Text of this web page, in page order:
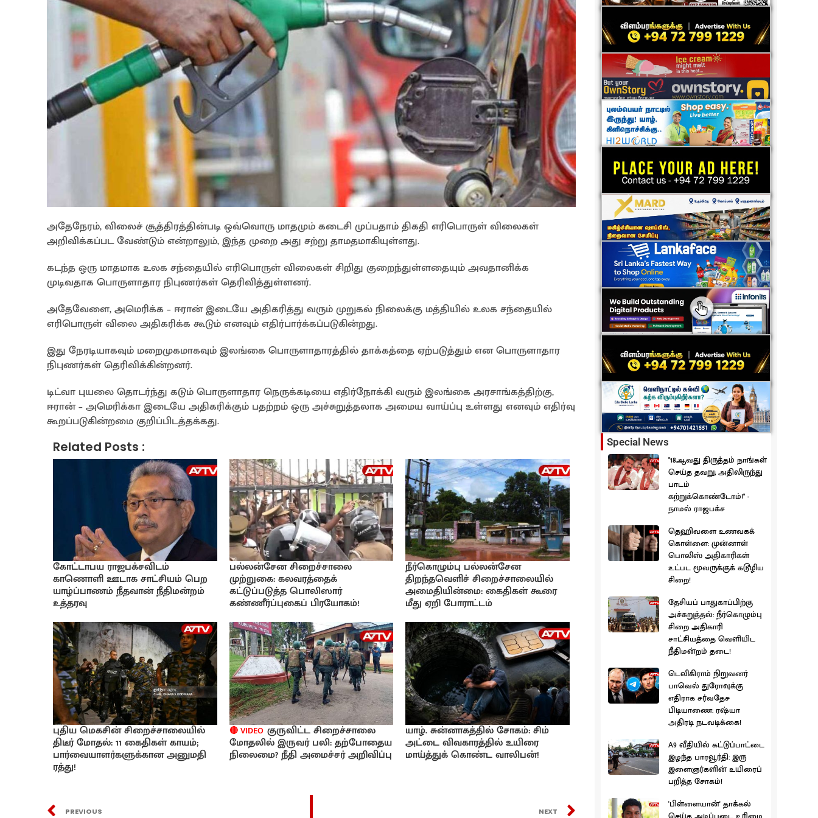
அதேநேரம், விலைச் சூத்திரத்தின்படி ஒவ்வொரு மாதமும் கடைசி முப்பதாம் திகதி எரிபொருள் விலைகள்
அறிவிக்கப்பட வேண்டும் என்றாலும், இந்த முறை அது சற்று தாமதமாகியுள்ளது.
கடந்த ஒரு மாதமாக உலக சந்தையில் எரிபொருள் விலைகள் சிறிது குறைந்துள்ளதையும் அவதானிக்க
முடிவதாக பொருளாதார நிபுணர்கள் தெரிவித்துள்ளனர்.
அதேவேளை, அமெரிக்க – ஈரான் இடையே அதிகரித்து வரும் முறுகல் நிலைக்கு மத்தியில் உலக சந்தையில்
எரிபொருள் விலை அதிகரிக்க கூடும் எனவும் எதிர்பார்க்கப்படுகின்றது.
இது நேரடியாகவும் மறைமுகமாகவும் இலங்கை பொருளாதாரத்தில் தாக்கத்தை ஏற்படுத்தும் என பொருளாதார
நிபுணர்கள் தெரிவிக்கின்றனர்.
டிட்வா புயலை தொடர்ந்து கடும் பொருளாதார நெருக்கடியை எதிர்நோக்கி வரும் இலங்கை அரசாங்கத்திற்கு,
ஈரான் – அமெரிக்கா இடையே அதிகரிக்கும் பதற்றம் ஒரு அச்சுறுத்தலாக அமைய வாய்ப்பு உள்ளது எனவும் எதிர்வு
கூறப்படுகின்றமை குறிப்பிடத்தக்கது.
Related Posts :
கோட்டாபய ராஜபக்சவிடம்
காணொளி ஊடாக சாட்சியம் பெற
யாழ்ப்பாணம் நீதவான் நீதிமன்றம்
உத்தரவு
பல்லன்சேன சிறைச்சாலை
முற்றுகை: கலவரத்தைக்
கட்டுப்படுத்த பொலிஸார்
கண்ணீர்ப்புகைப் பிரயோகம்!
நீர்கொழும்பு பல்லன்சேன
திறந்தவெளிச் சிறைச்சாலையில்
அமைதியின்மை: கைதிகள் கூரை
மீது ஏறி போராட்டம்
புதிய மெகசின் சிறைச்சாலையில்
திடீர் மோதல்: 11 கைதிகள் காயம்;
பார்வையாளர்களுக்கான அனுமதி
ரத்து!
🔴 VIDEOகுருவிட்ட சிறைச்சாலை
மோதலில் இருவர் பலி: தற்போதைய
நிலைமை? நீதி அமைச்சர் அறிவிப்பு
யாழ். சுன்னாகத்தில் சோகம்: சிம்
அட்டை விவகாரத்தில் உயிரை
மாய்த்துக் கொண்ட வாலிபன்!
PREVIOUS NEXT
Special News
"18ஆவது திருத்தம் நாங்கள்
செய்த தவறு; அதிலிருந்து
பாடம்
கற்றுக்கொண்டோம்!" -
நாமல் ராஜபக்ச
தெஹிவளை உணவகக்
கொள்ளை: முன்னாள்
பொலிஸ் அதிகாரிகள்
உட்பட மூவருக்குக் கடூழிய
சிறை!
தேசியப் பாதுகாப்பிற்கு
அச்சுறுத்தல்: நீர்கொழும்பு
சிறை அதிகாரி
சாட்சியத்தை வெளியிட
நீதிமன்றம் தடை!
டெலிகிராம் நிறுவனர்
பாவெல் துரோவுக்கு
எதிராக சர்வதேச
பிடியாணை: ரஷ்யா
அதிரடி நடவடிக்கை!
A9 வீதியில் கட்டுப்பாட்டை
இழந்த பாரவூர்தி: இரு
இளைஞர்களின் உயிரைப்
பறித்த சோகம்!
'பிள்ளையான்' தாக்கல்